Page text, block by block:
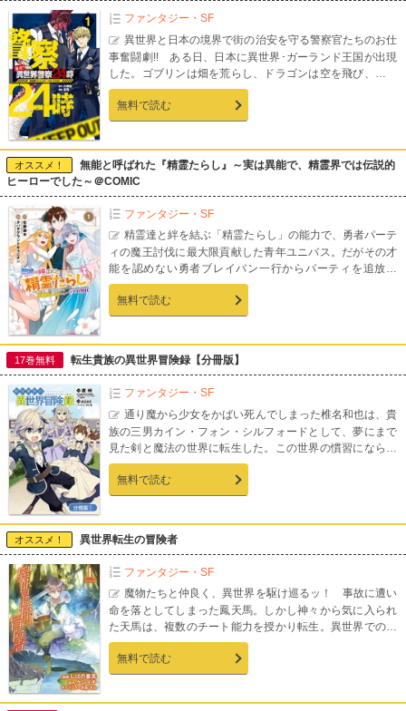
ファンタジー・SF
異世界と日本の境界で街の治安を守る警察官たちのお仕
事奮闘劇!! ある日、日本に異世界･ガーランド王国が出現
した。ゴブリンは畑を荒らし、ドラゴンは空を飛び、異種
族が不法入国してくるわで大騒ぎだったが、それから数年
後――。日本政府が制定した「種族雇用均等法」により、
ガーランド王国の民たちも日本で働くようになっていた。
故、犯罪の現場に駆けつける、熱き警察官たちに密着した
記録である！
無料で読む
オススメ！
無能と呼ばれた『精霊たらし』～実は異能で、精霊界では伝説的
ヒーローでした～＠COMIC
ファンタジー・SF
精霊達と絆を結ぶ「精霊たらし」の能力で、勇者パーテ
ィの魔王討伐に最大限貢献した青年ユニバス。だがその才
能を認めない勇者ブレイバン一行からパーティを追放さ
れ、さらには職も失ってしまう。絶望するユニバスだった
が、勇者と精霊姫が結婚する「精婚式」の会場で旧知の風
の精霊姫ティフォンと運命的な再会を果たして…？ 「小説
無料で読む
17巻無料 転生貴族の異世界冒険録【分冊版】
ファンタジー・SF
通り魔から少女をかばい死んでしまった椎名和也は、貴
族の三男カイン・フォン・シルフォードとして、夢にまで
見た剣と魔法の世界に転生した。この世界の慣習にならい
五歳の誕生日を迎え洗礼を受け、神々の加護を受けたカイ
ンだったが、そこで与えられたのは多大過ぎる神々の加護
と、もはや規格外とも呼べるステータスで…!?【第1話収
無料で読む
オススメ！ 異世界転生の冒険者
ファンタジー・SF
魔物たちと仲良く、異世界を駆け巡るッ！ 事故に遭い
命を落としてしまった鳳天馬。しかし神々から気に入られ
た天馬は、複数のチート能力を授かり転生。異世界でのセ
カンドライフが始まるのであった――。
無料で読む